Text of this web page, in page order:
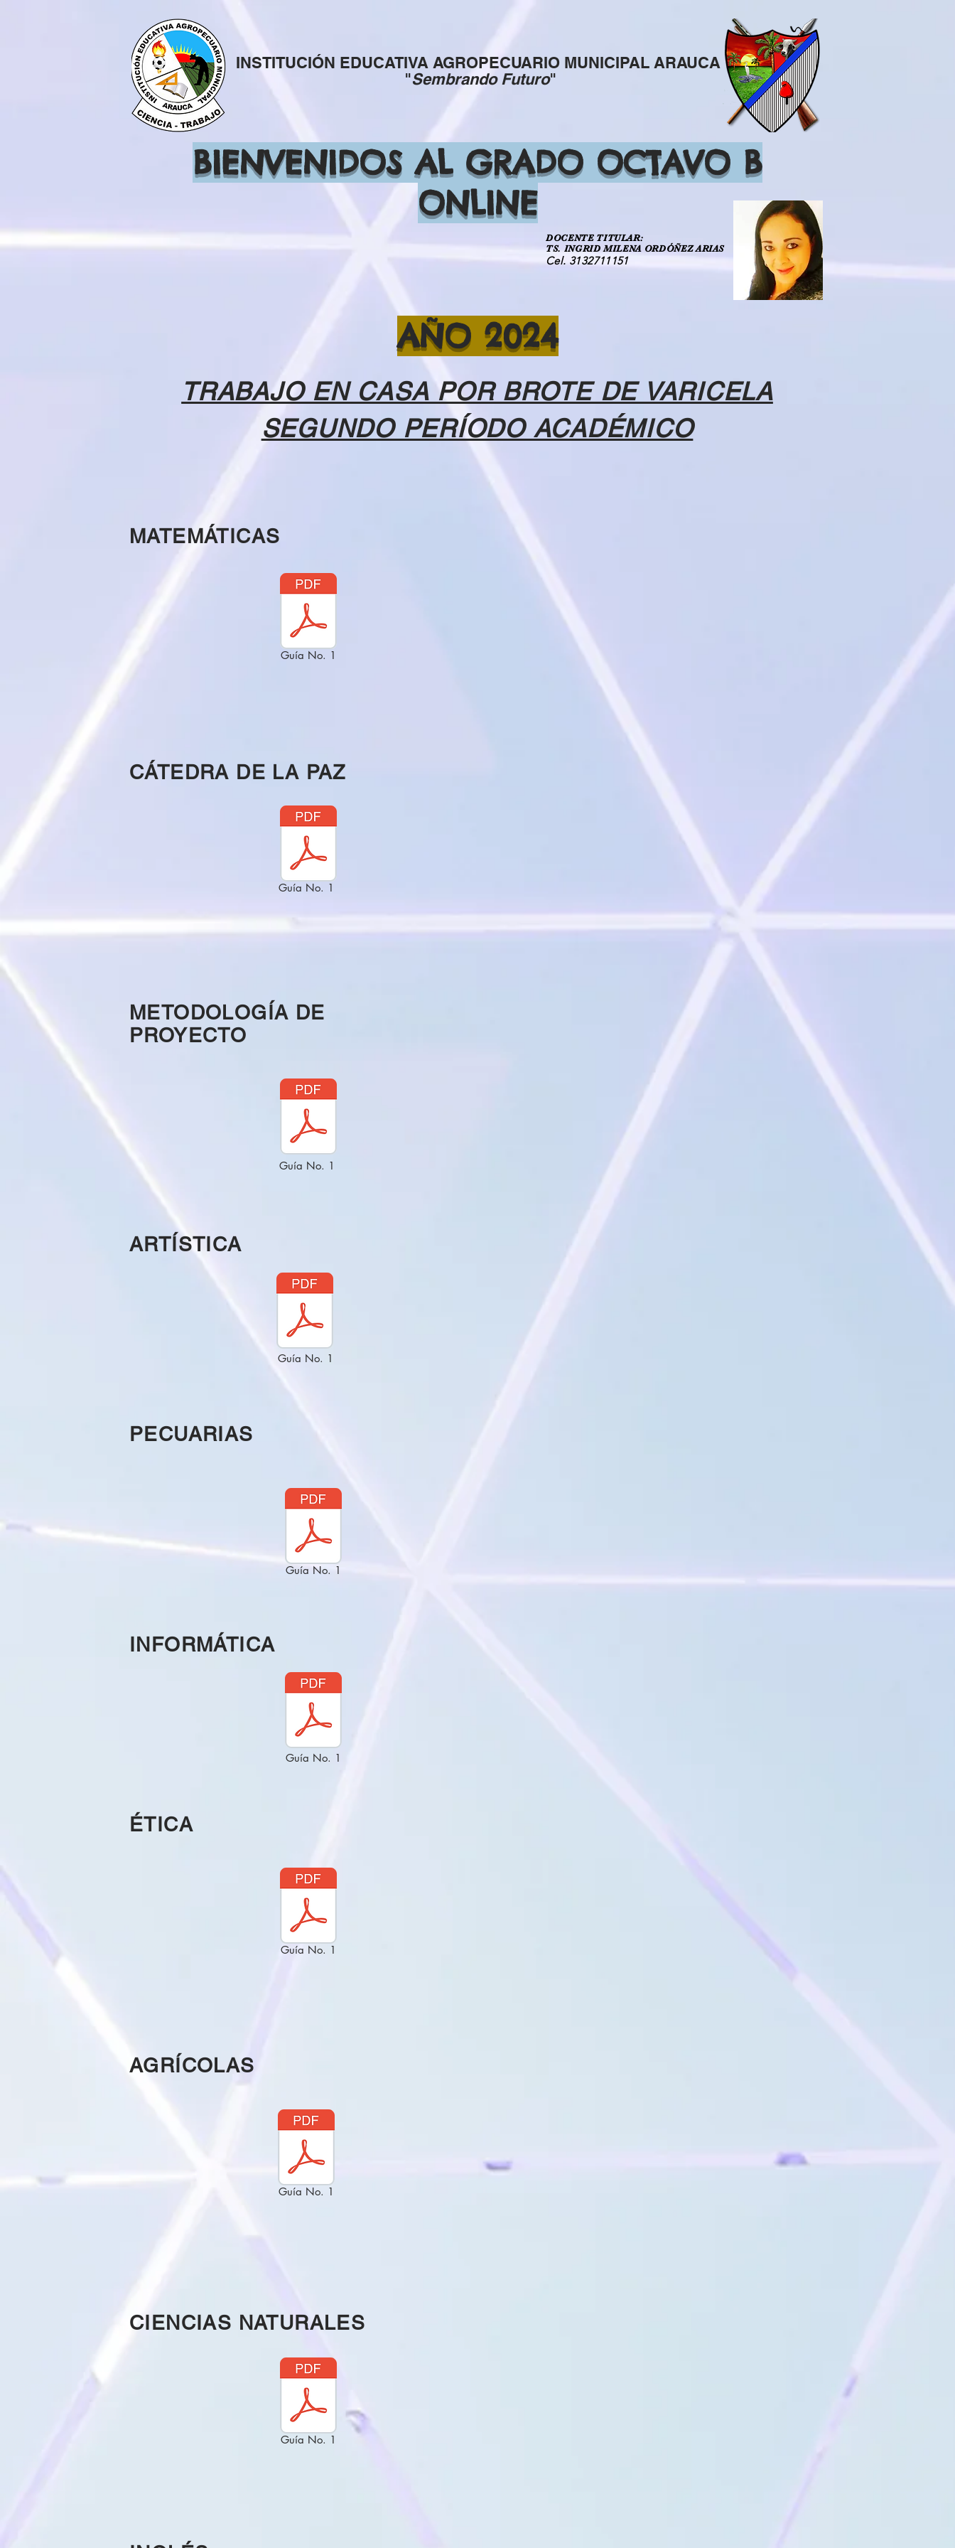
INSTITUCIÓN EDUCATIVA AGROPECUARIO MUNICIPAL ARAUCA
"Sembrando Futuro"
BIENVENIDOS AL GRADO OCTAVO B
ONLINE
DOCENTE TITULAR:
TS. INGRID MILENA ORDÓÑEZ ARIAS
Cel. 3132711151
AÑO 2024
TRABAJO EN CASA POR BROTE DE VARICELA
SEGUNDO PERÍODO ACADÉMICO
MATEMÁTICAS
Guía No. 1
CÁTEDRA DE LA PAZ
Guía No. 1
METODOLOGÍA DE
PROYECTO
Guía No. 1
ARTÍSTICA
Guía No. 1
PECUARIAS
Guía No. 1
INFORMÁTICA
Guía No. 1
ÉTICA
Guía No. 1
AGRÍCOLAS
Guía No. 1
CIENCIAS NATURALES
Guía No. 1